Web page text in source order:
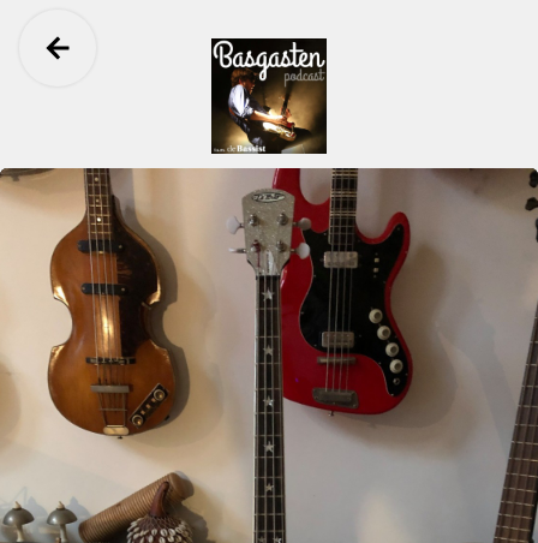
Ga terug
Basgasten